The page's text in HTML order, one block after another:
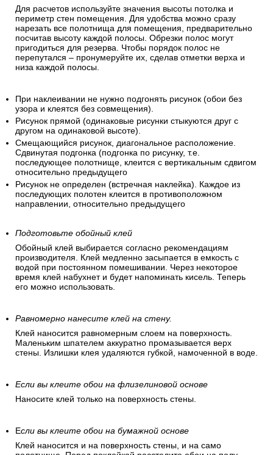
Для расчетов используйте значения высоты потолка и
периметр стен помещения. Для удобства можно сразу
нарезать все полотнища для помещения, предварительно
посчитав высоту каждой полосы. Обрезки полос могут
пригодиться для резерва. Чтобы порядок полос не
перепутался – пронумеруйте их, сделав отметки верха и
низа каждой полосы.
При наклеивании не нужно подгонять рисунок (обои без
узора и клеятся без совмещения).
Рисунок прямой (одинаковые рисунки стыкуются друг с
другом на одинаковой высоте).
Смещающийся рисунок, диагональное расположение.
Сдвинутая подгонка (подгонка по рисунку, т.е.
последующее полотнище, клеится с вертикальным сдвигом
относительно предыдущего
Рисунок не определен (встречная наклейка). Каждое из
последующих полотен клеится в противоположном
направлении, относительно предыдущего
Подготовьте обойный клей
Обойный клей выбирается согласно рекомендациям
производителя. Клей медленно засыпается в емкость с
водой при постоянном помешивании. Через некоторое
время клей набухнет и будет напоминать кисель. Теперь
его можно использовать.
Равномерно нанесите клей на стену.
Клей наносится равномерным слоем на поверхность.
Маленьким шпателем аккуратно промазывается верх
стены. Излишки клея удаляются губкой, намоченной в воде.
Если вы клеите обои на флизелиновой основе
Наносите клей только на поверхность стены.
Если вы клеите обои на бумажной основе
Клей наносится и на поверхность стены, и на само